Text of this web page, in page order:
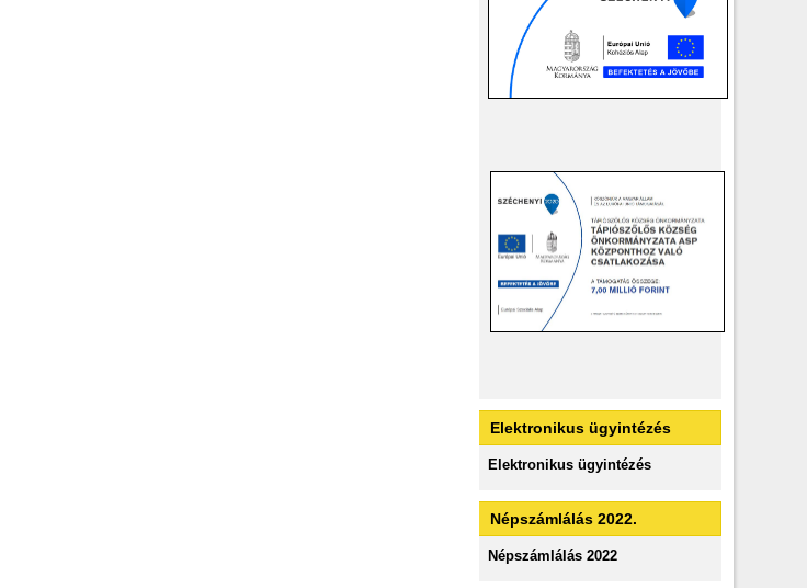
Elektronikus ügyintézés
Elektronikus ügyintézés
Népszámlálás 2022.
Népszámlálás 2022